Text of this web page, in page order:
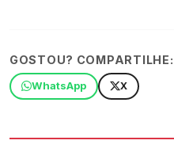
GOSTOU? COMPARTILHE:
WhatsApp X